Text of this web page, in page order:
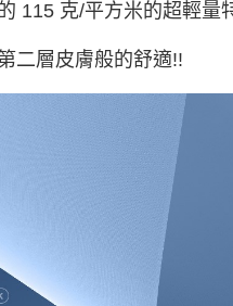
115 克/平方米的超輕量
二層皮膚般的舒適!!